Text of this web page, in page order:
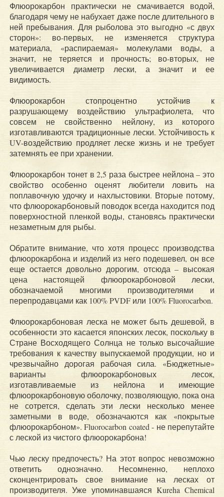
Флюорокарбон практически не смачивается водой,
благодаря чему не набухает даже после длительного в
ней пребывания. Для рыболова это выгодно «с двух
сторон»: во-первых, не изменяется структура
материала, «распираемая» молекулами воды, а
значит, не теряется и прочность; во-вторых, не
увеличивается диаметр лески, а значит и ее
видимость.
Флюорокарбон стопроцентно устойчив к
разрушающему воздействию ультрафиолета, что
совсем не свойственно нейлону, из которого
изготавливаются традиционные лески. Устойчивость к
UV-воздействию продляет леске жизнь и не требует
затемнять ее при хранении.
Флюорокарбон тонет в 2,5 раза быстрее нейлона – это
свойство особенно оценят любители ловить на
поплавочную удочку и нахлыстовики. Вторые потому,
что флюорокарбоновый поводок всегда находится под
поверхностной пленкой воды, становясь практически
незаметным для рыбы.
Обратите внимание, что хотя процесс производства
флюорокарбона и изделий из него подешевел, он все
еще остается довольно дорогим, отсюда – высокая
цена настоящей флюорокарбоновой лески,
обозначаемой многими производителями и
перепродавцами как 100% PVDF или 100% Fluorocarbon.
Флюорокарбоновая леска не может быть дешевой, в
особенности это касается японских лесок, поскольку в
Стране Восходящего Солнца не только высочайшие
требования к качеству выпускаемой продукции, но и
чрезвычайно дорогая рабочая сила. «Бюджетные»
варианты флюорокарбоновых лесок,
изготавливаемые из нейлона и имеющие
флюорокарбоновую оболочку, позволяющую, пока она
не сотрется, сделать эти лески несколько менее
заметными в воде, обозначаются как «покрытые
флюорокарбоном». Fluorocarbon coated - не перепутайте
с леской из чистого флюорокарбона!
Чью леску предпочесть? На этот вопрос невозможно
ответить однозначно. Несомненно, неплохо
сконцентрировать свое внимание на лесках от
производителя. Уже упоминавшаяся Kureha Chemical